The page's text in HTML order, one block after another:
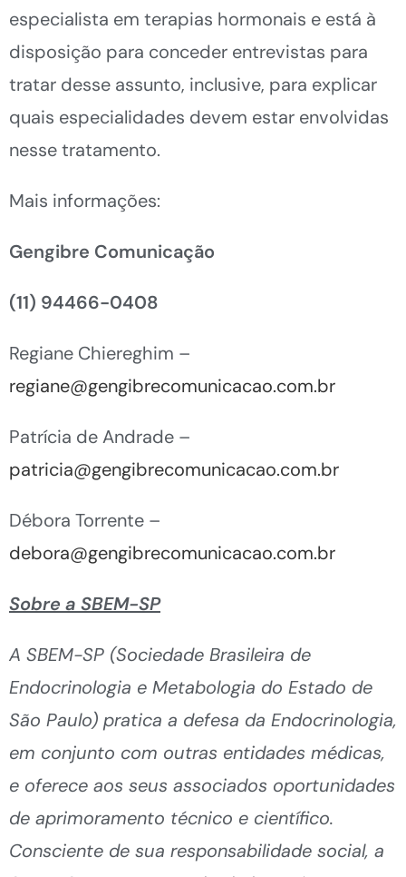
especialista em terapias hormonais e está à
disposição para conceder entrevistas para
tratar desse assunto, inclusive, para explicar
quais especialidades devem estar envolvidas
nesse tratamento.
Mais informações:
Gengibre Comunicação
(11) 94466-0408
Regiane Chiereghim –
regiane@gengibrecomunicacao.com.br
Patrícia de Andrade –
patricia@gengibrecomunicacao.com.br
Débora Torrente –
debora@gengibrecomunicacao.com.br
Sobre a SBEM-SP
A SBEM-SP (Sociedade Brasileira de
Endocrinologia e Metabologia do Estado de
São Paulo) pratica a defesa da Endocrinologia,
em conjunto com outras entidades médicas,
e oferece aos seus associados oportunidades
de aprimoramento técnico e científico.
Consciente de sua responsabilidade social, a